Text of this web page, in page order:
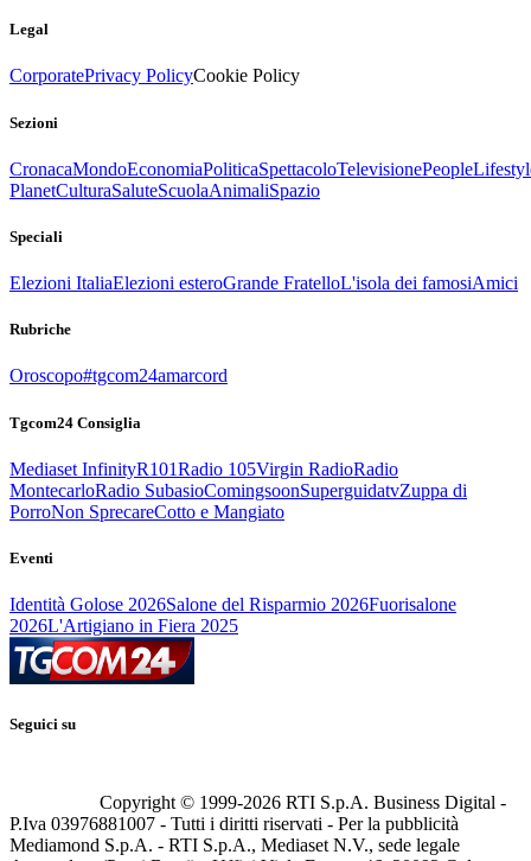
Legal
CorporatePrivacy PolicyCookie Policy
Sezioni
CronacaMondoEconomiaPoliticaSpettacoloTelevisionePeople
PlanetCulturaSaluteScuolaAnimaliSpazio
Speciali
Elezioni ItaliaElezioni esteroGrande FratelloL'isola dei famosiAmici
Rubriche
Oroscopo#tgcom24amarcord
Tgcom24 Consiglia
Mediaset InfinityR101Radio 105Virgin RadioRadio
MontecarloRadio SubasioComingsoonSuperguidatvZuppa di
PorroNon SprecareCotto e Mangiato
Eventi
Identità Golose 2026Salone del Risparmio 2026Fuorisalone
2026L'Artigiano in Fiera 2025
Seguici su
Copyright © 1999-2026 RTI S.p.A. Business Digital -
P.Iva 03976881007 - Tutti i diritti riservati - Per la pubblicità
Mediamond S.p.A. - RTI S.p.A., Mediaset N.V., sede legale